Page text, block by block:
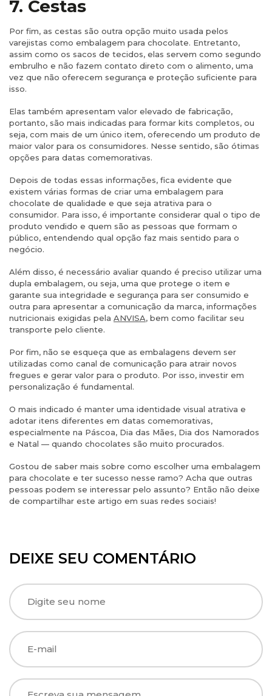
7. Cestas
Por fim, as cestas são outra opção muito usada pelos
varejistas como embalagem para chocolate. Entretanto,
assim como os sacos de tecidos, elas servem como segundo
embrulho e não fazem contato direto com o alimento, uma
vez que não oferecem segurança e proteção suficiente para
isso.
Elas também apresentam valor elevado de fabricação,
portanto, são mais indicadas para formar kits completos, ou
seja, com mais de um único item, oferecendo um produto de
maior valor para os consumidores. Nesse sentido, são ótimas
opções para datas comemorativas.
Depois de todas essas informações, fica evidente que
existem várias formas de criar uma embalagem para
chocolate de qualidade e que seja atrativa para o
consumidor. Para isso, é importante considerar qual o tipo de
produto vendido e quem são as pessoas que formam o
público, entendendo qual opção faz mais sentido para o
negócio.
Além disso, é necessário avaliar quando é preciso utilizar uma
dupla embalagem, ou seja, uma que protege o item e
garante sua integridade e segurança para ser consumido e
outra para apresentar a comunicação da marca, informações
nutricionais exigidas pela ANVISA, bem como facilitar seu
transporte pelo cliente.
Por fim, não se esqueça que as embalagens devem ser
utilizadas como canal de comunicação para atrair novos
fregues e gerar valor para o produto. Por isso, investir em
personalização é fundamental.
O mais indicado é manter uma identidade visual atrativa e
adotar itens diferentes em datas comemorativas,
especialmente na Páscoa, Dia das Mães, Dia dos Namorados
e Natal — quando chocolates são muito procurados.
Gostou de saber mais sobre como escolher uma embalagem
para chocolate e ter sucesso nesse ramo? Acha que outras
pessoas podem se interessar pelo assunto? Então não deixe
de compartilhar este artigo em suas redes sociais!
DEIXE SEU COMENTÁRIO